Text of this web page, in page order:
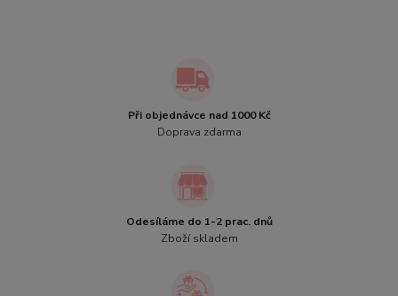
Při objednávce nad 1000 Kč
Doprava zdarma
Odesíláme do 1-2 prac. dnů
Zboží skladem